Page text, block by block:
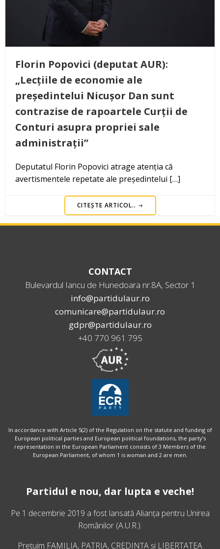
Florin Popovici (deputat AUR):
„Lecțiile de economie ale
președintelui Nicușor Dan sunt
contrazise de rapoartele Curții de
Conturi asupra propriei sale
administrații”
Deputatul Florin Popovici atrage atenția că
avertismentele repetate ale președintelui […]
CITEȘTE ARTICOL..
CONTACT
Bulevardul Iancu de Hunedoara nr.8A, Sector 1
info@partidulaur.ro
comunicare@partidulaur.ro
gdpr@partidulaur.ro
+40 770 961 795
In accordance with Article 5(2) of the Regulation on the statute and funding of
European political parties and European political foundations, the party’s
representation in the European Parliament consists of 3 Members of the
European Parliament, of whom 1 is woman and 2 are men.
Partidul e nou, dar lupta e veche!
Pe 1 decembrie 2019 a fost lansatăAlianța pentru Unirea
Românilor (A.U.R.).
Prețuim FAMILIA, PATRIA, CREDINȚA și LIBERTATEA